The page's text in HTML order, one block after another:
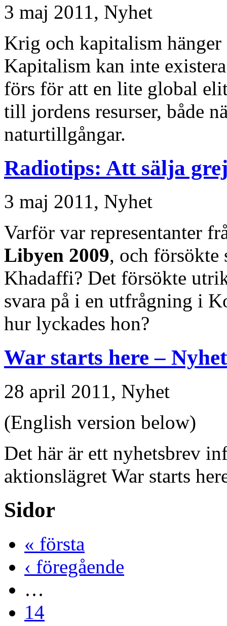
3 maj 2011, Nyhet
Krig och kapitalism hänger
Kapitalism kan inte
förs för att en lite global
till jordens resurser, både
naturtillgångar.
Radiotips: Att sälja
3 maj 2011, Nyhet
Varför var representanter
Libyen 2009, och försökte
Khadaffi? Det försökte
svara på i en utfrågning i
hur lyckades hon?
War starts here –
28 april 2011, Nyhet
(English version below)
Det här är ett nyhetsbrev
aktionslägret War starts
Sidor
« första
‹ föregående
…
14